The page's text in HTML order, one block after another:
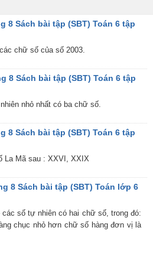
8 Sách bài tập (SBT) Toán 6 tập
chữ số của số 2003.
8 Sách bài tập (SBT) Toán 6 tập
nhỏ nhất có ba chữ số.
8 Sách bài tập (SBT) Toán 6 tập
La Mã sau : XXVI, XXIX
8 Sách bài tập (SBT) Toán lớp 6
số tự nhiên có hai chữ số, trong đó:
chục nhỏ hơn chữ số hàng đơn vị là